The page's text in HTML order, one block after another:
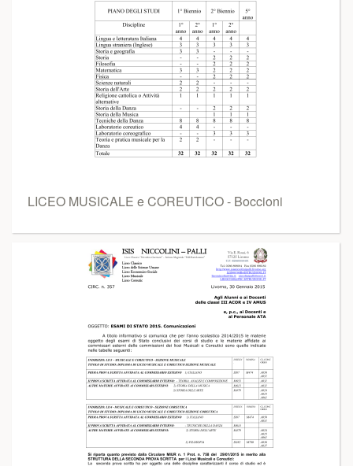
LICEO MUSICALE e COREUTICO - Boccioni